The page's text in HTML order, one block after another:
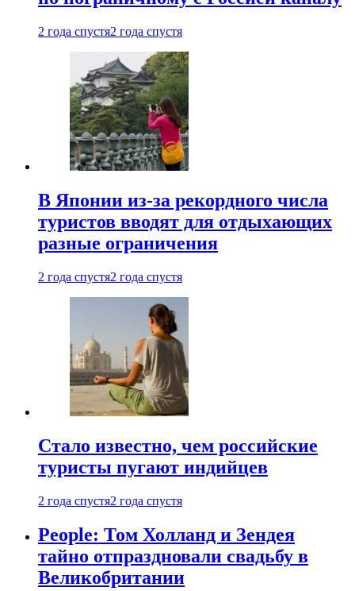
2 года спустя2 года спустя
В Японии из-за рекордного числа
туристов вводят для отдыхающих
разные ограничения
2 года спустя2 года спустя
Стало известно, чем российские
туристы пугают индийцев
2 года спустя2 года спустя
People: Том Холланд и Зендея
тайно отпраздновали свадьбу в
Великобритании